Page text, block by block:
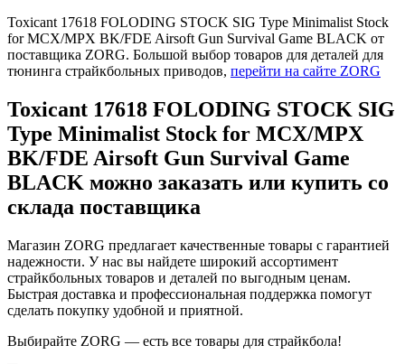
Toxicant 17618 FOLODING STOCK SIG Type Minimalist Stock
for MCX/MPX BK/FDE Airsoft Gun Survival Game BLACK от
поставщика ZORG. Большой выбор товаров для деталей для
тюнинга страйкбольных приводов, перейти на сайте ZORG
Toxicant 17618 FOLODING STOCK SIG
Type Minimalist Stock for MCX/MPX
BK/FDE Airsoft Gun Survival Game
BLACK можно заказать или купить со
склада поставщика
Магазин ZORG предлагает качественные товары с гарантией
надежности. У нас вы найдете широкий ассортимент
страйкбольных товаров и деталей по выгодным ценам.
Быстрая доставка и профессиональная поддержка помогут
сделать покупку удобной и приятной.
Выбирайте ZORG — есть все товары для страйкбола!